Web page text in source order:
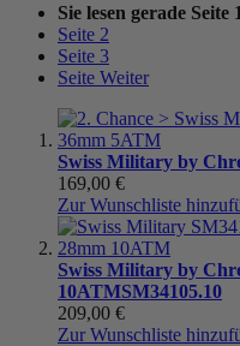
Sie lesen gerade Seite 1
Seite 2
Seite 3
Seite Weiter
Swiss Military by
169,00 €
Zur Wunschliste
Swiss Military by
10ATMSM34105.10
209,00 €
Zur Wunschliste